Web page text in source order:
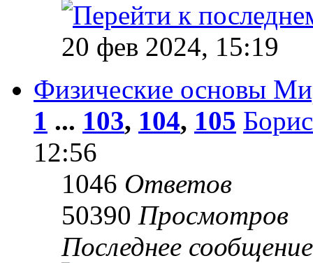
20 фев 2024, 15:19
Физические основы
1 ... 103, 104, 105
12:56
1046 Ответов
50390 Просмотров
Последнее